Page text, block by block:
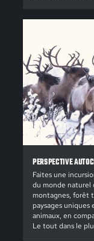
PERSPECTIVE
Faites une
du monde naturel
montagnes, forêt
paysages
animaux, en
Le tout dans le